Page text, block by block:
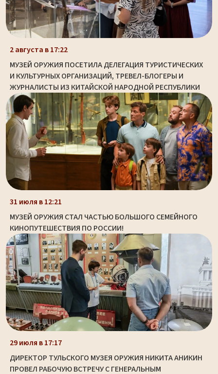
2 августа в 17:22
МУЗЕЙ ОРУЖИЯ ПОСЕТИЛА ДЕЛЕГАЦИЯ ТУРИСТИЧЕСКИХ
И КУЛЬТУРНЫХ ОРГАНИЗАЦИЙ, ТРЕВЕЛ-БЛОГЕРЫ И
ЖУРНАЛИСТЫ ИЗ КИТАЙСКОЙ НАРОДНОЙ РЕСПУБЛИКИ
31 июля в 12:21
МУЗЕЙ ОРУЖИЯ СТАЛ ЧАСТЬЮ БОЛЬШОГО СЕМЕЙНОГО
КИНОПУТЕШЕСТВИЯ ПО РОССИИ!
29 июля в 17:17
ДИРЕКТОР ТУЛЬСКОГО МУЗЕЯ ОРУЖИЯ НИКИТА АНИКИН
ПРОВЕЛ РАБОЧУЮ ВСТРЕЧУ С ГЕНЕРАЛЬНЫМ